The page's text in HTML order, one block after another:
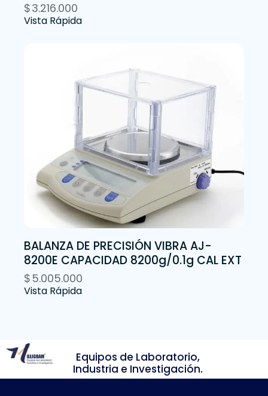
$3.216.000
Vista Rápida
BALANZA DE PRECISIÓN VIBRA AJ-
8200E CAPACIDAD 8200g/0.1g CAL EXT
$ 5.005.000
Vista Rápida
Equipos de Laboratorio,
Industria e Investigación.